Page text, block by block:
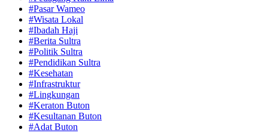
#Pasar Wameo
#Wisata Lokal
#Ibadah Haji
#Berita Sultra
#Politik Sultra
#Pendidikan Sultra
#Kesehatan
#Infrastruktur
#Lingkungan
#Keraton Buton
#Kesultanan Buton
#Adat Buton